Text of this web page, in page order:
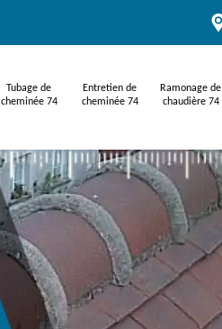
Tubage de
cheminée 74
Entretien de
cheminée 74
Ramonage de
chaudière 74